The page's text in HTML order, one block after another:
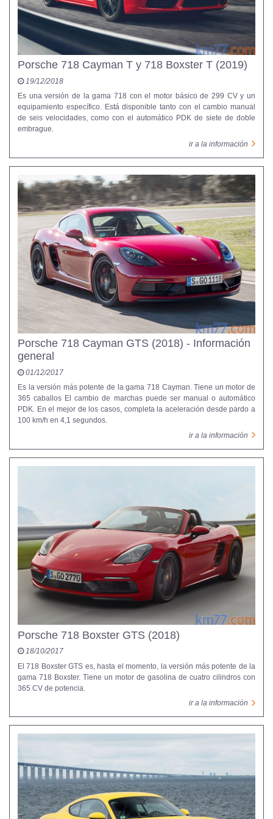
Porsche 718 Cayman T y 718 Boxster T (2019)
19/12/2018
Es una versión de la gama 718 con el motor básico de 299 CV y un
equipamiento específico. Está disponible tanto con el cambio manual
de seis velocidades, como con el automático PDK de siete de doble
embrague.
ir a la información
Porsche 718 Cayman GTS (2018) - Información
general
01/12/2017
Es la versión más potente de la gama 718 Cayman. Tiene un motor de
365 caballos El cambio de marchas puede ser manual o automático
PDK. En el mejor de los casos, completa la aceleración desde pardo a
100 km/h en 4,1 segundos.
ir a la información
Porsche 718 Boxster GTS (2018)
18/10/2017
El 718 Boxster GTS es, hasta el momento, la versión más potente de la
gama 718 Boxster. Tiene un motor de gasolina de cuatro cilindros con
365 CV de potencia.
ir a la información